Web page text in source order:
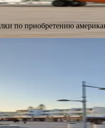
по приобретению